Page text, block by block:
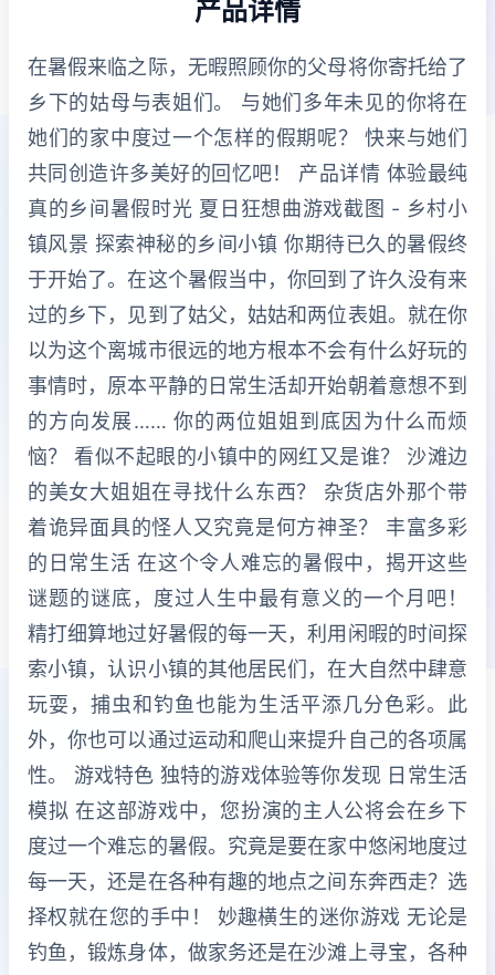
产品详情
在暑假来临之际，无暇照顾你的父母将你寄托给了
乡下的姑母与表姐们。 与她们多年未见的你将在
她们的家中度过一个怎样的假期呢？ 快来与她们
共同创造许多美好的回忆吧！ 产品详情 体验最纯
真的乡间暑假时光 夏日狂想曲游戏截图 - 乡村小
镇风景 探索神秘的乡间小镇 你期待已久的暑假终
于开始了。在这个暑假当中，你回到了许久没有来
过的乡下，见到了姑父，姑姑和两位表姐。就在你
以为这个离城市很远的地方根本不会有什么好玩的
事情时，原本平静的日常生活却开始朝着意想不到
的方向发展…… 你的两位姐姐到底因为什么而烦
恼？ 看似不起眼的小镇中的网红又是谁？ 沙滩边
的美女大姐姐在寻找什么东西？ 杂货店外那个带
着诡异面具的怪人又究竟是何方神圣？ 丰富多彩
的日常生活 在这个令人难忘的暑假中，揭开这些
谜题的谜底，度过人生中最有意义的一个月吧！
精打细算地过好暑假的每一天，利用闲暇的时间探
索小镇，认识小镇的其他居民们，在大自然中肆意
玩耍，捕虫和钓鱼也能为生活平添几分色彩。此
外，你也可以通过运动和爬山来提升自己的各项属
性。 游戏特色 独特的游戏体验等你发现 日常生活
模拟 在这部游戏中，您扮演的主人公将会在乡下
度过一个难忘的暑假。究竟是要在家中悠闲地度过
每一天，还是在各种有趣的地点之间东奔西走？选
择权就在您的手中！ 妙趣横生的迷你游戏 无论是
钓鱼，锻炼身体，做家务还是在沙滩上寻宝，各种